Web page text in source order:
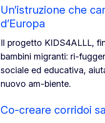
Un’istruzione che
d’Europa
Il progetto KIDS4ALLL,
bambini migranti: ri-
sociale ed educativa,
nuovo am-biente.
Co-creare corridoi